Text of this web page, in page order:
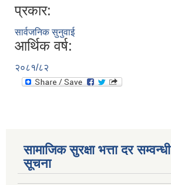
प्रकार:
सार्वजनिक सुनुवाई
आर्थिक वर्ष:
२०८१/८२
सामाजिक सुरक्षा भत्ता दर सम्वन्धी
सूचना